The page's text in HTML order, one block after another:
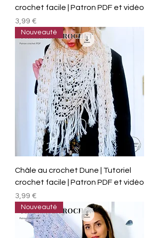
crochet facile | Patron PDF et vidéo
Prix
3,99 €
Nouveauté
Châle au crochet Dune | Tutoriel
crochet facile | Patron PDF et vidéo
Prix
3,99 €
Nouveauté